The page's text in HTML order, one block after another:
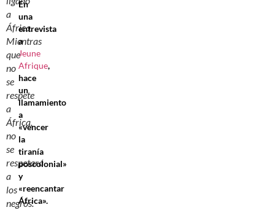
a
África.
Mientras
que
no
se
respete
a
África,
no
se
respetará
a
los
negros.
En
una
entrevista
a
Jeune
Afrique,
hace
un
llamamiento
a
«vencer
la
tiranía
poscolonial»
y
«reencantar
África».